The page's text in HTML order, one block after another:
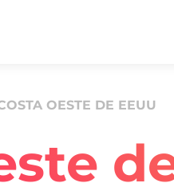
OESTE DE EEUU